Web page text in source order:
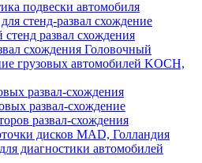
подвески автомобиля
стенд-развал схождение
развал схождения
схождения Головочный
грузовых автомобилей KOCH,
развал-схождения
развал-схождение
развал-схождения
дисков MAD, Голландия
диагностики автомобилей